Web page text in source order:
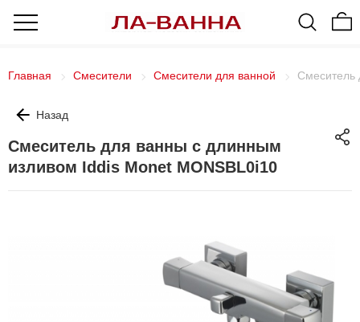
Главная Смесители Смесители для ванной Смеситель
Назад
Смеситель для ванны с длинным
изливом Iddis Monet MONSBL0i10